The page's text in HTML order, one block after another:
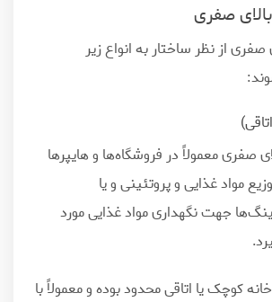
صفری
صفری از نظر ساختار به انواع زیر
صفری معمولاً در فروشگاهها و هایپرها
مواد غذایی و پروتئینی و یا
ها جهت نگهداری مواد غذایی مورد
کوچک یا اتاقی محدود بوده و معمولاً با